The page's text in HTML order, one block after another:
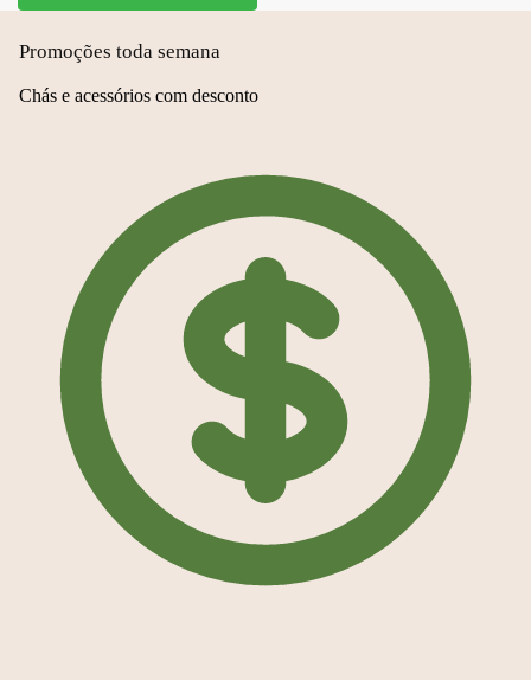
Promoções toda semana
Chás e acessórios com desconto